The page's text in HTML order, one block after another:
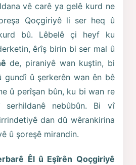
vê carê ya gelê kurd ne
Qoçgiriyê li ser heq û
bû. Lêbelê çi heyf ku
êrîş birin bi ser mal û
de, piraniyê wan kuştin, bi
gundî û şerkerên wan ên bê
û perîşan bûn, ku bi wan re
nebûbûn. Bi vî
dan dû wêrankirina
û şoreşê mirandin.
Êl û Eşîrên Qoçgiriyê